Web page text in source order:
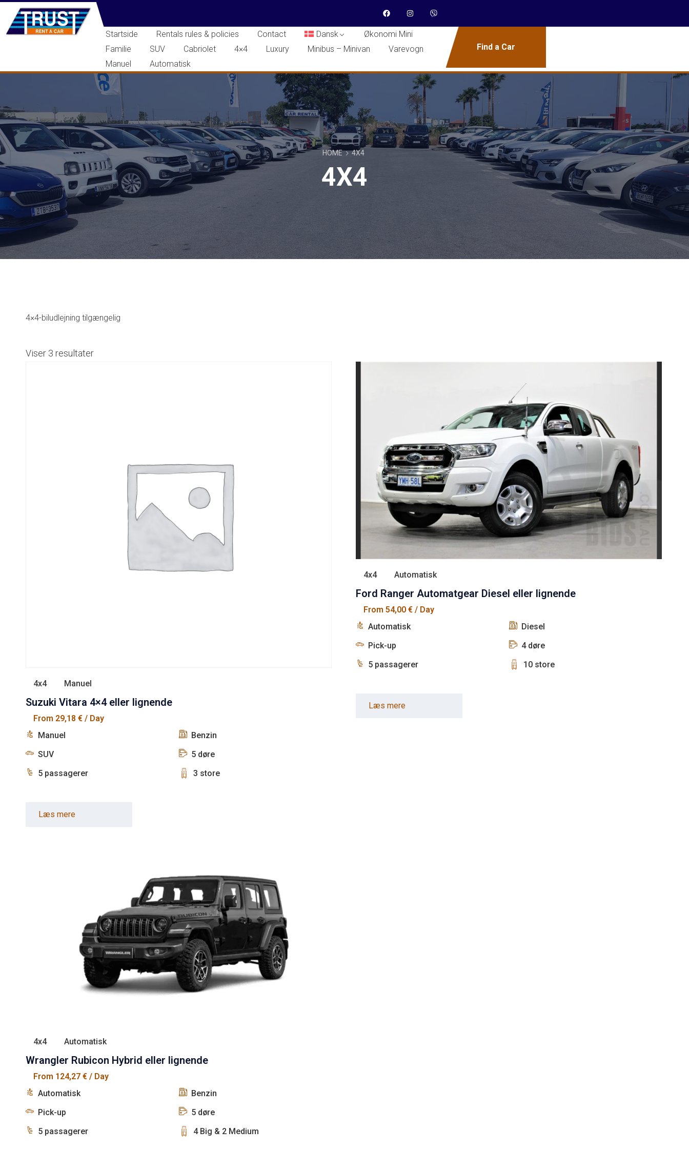
Startside Rentals rules & policies Contact Dansk
Økonomi Mini
Familie
SUV Cabriolet 4×4 Luxury Minibus – Minivan
Varevogn
Manuel
Automatisk
Find a Car
HOME 4X4
4X4
4×4-biludlejning tilgængelig
Viser 3 resultater
4x4 Manuel
Suzuki Vitara 4×4 eller lignende
From 29,18 € / Day
Manuel
Benzin
SUV
5 døre
5 passagerer
3 store
Læs mere
4x4 Automatisk
Ford Ranger Automatgear Diesel eller lignende
From54,00€ / Day
Automatisk
Diesel
Pick-up
4 døre
5 passagerer
10 store
Læs mere
4x4 Automatisk
Wrangler Rubicon Hybrid eller lignende
From 124,27 € / Day
Automatisk
Benzin
Pick-up
5 døre
5 passagerer
4 Big & 2 Medium